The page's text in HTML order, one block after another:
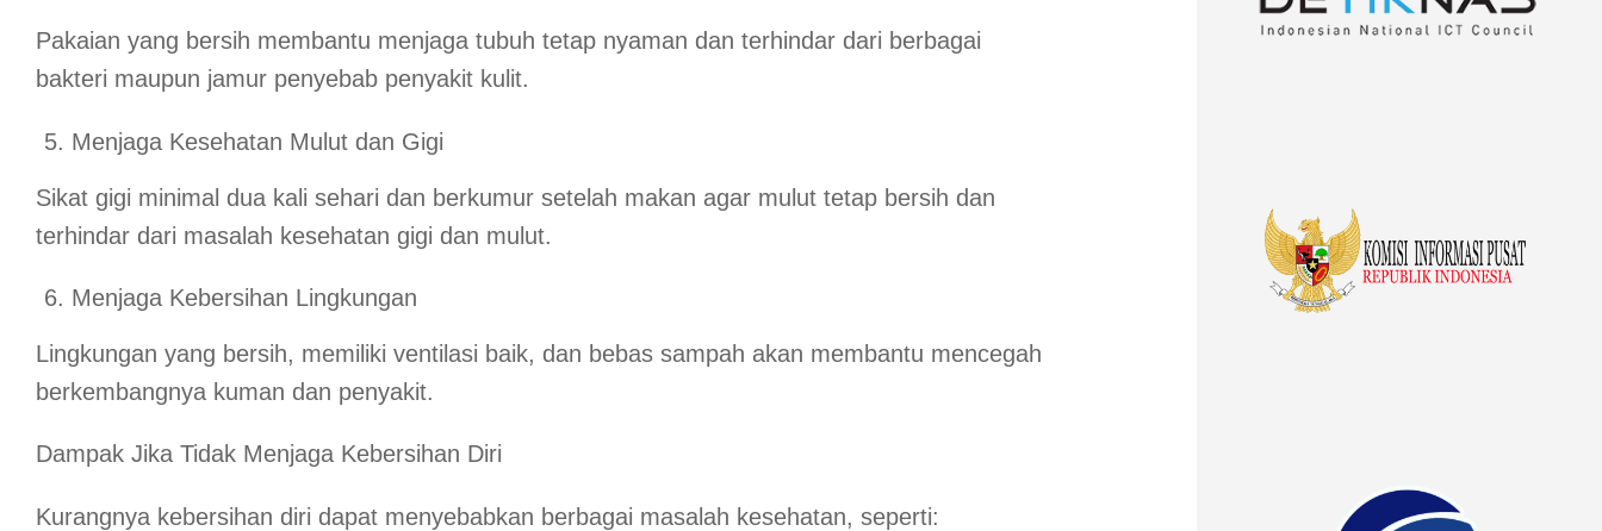
Pakaian yang bersih membantu menjaga tubuh tetap nyaman dan terhindar dari berbagai
bakteri maupun jamur penyebab penyakit kulit.
Menjaga Kesehatan Mulut dan Gigi
Sikat gigi minimal dua kali sehari dan berkumur setelah makan agar mulut tetap bersih dan
terhindar dari masalah kesehatan gigi dan mulut.
Menjaga Kebersihan Lingkungan
Lingkungan yang bersih, memiliki ventilasi baik, dan bebas sampah akan membantu mencegah
berkembangnya kuman dan penyakit.
Dampak Jika Tidak Menjaga Kebersihan Diri
Kurangnya kebersihan diri dapat menyebabkan berbagai masalah kesehatan, seperti: